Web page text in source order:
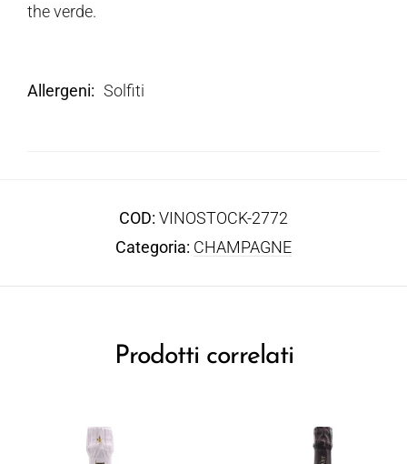
the verde.
Allergeni Solfiti
COD: VINOSTOCK-2772
Categoria: CHAMPAGNE
Prodotti correlati